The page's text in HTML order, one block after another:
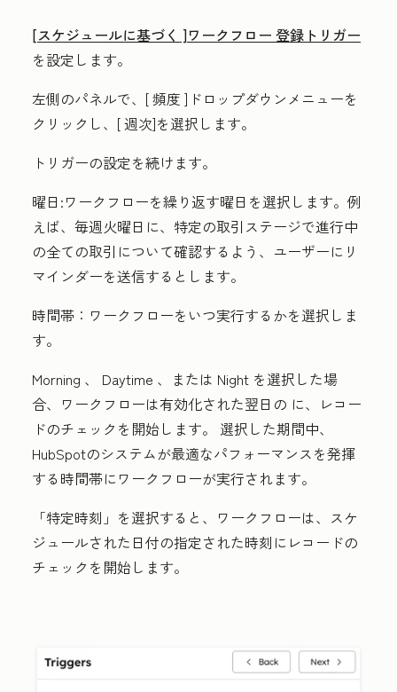
[スケジュールに基づく ]ワークフロー 登録トリガー
を設定します。
左側のパネルで、[頻度 ]ドロップダウンメニューを
クリックし、[週次]を選択します。
トリガーの設定を続けます。
曜日:ワークフローを繰り返す曜日を選択します。例
えば、毎週火曜日に、特定の取引ステージで進行中
の全ての取引について確認するよう、ユーザーにリ
マインダーを送信するとします。
時間帯： ワークフローをいつ実行するかを選択しま
す。
Morning 、 Daytime 、または Night を選択した場
合、ワークフローは有効化された翌日の に、レコー
ドのチェックを開始します。
選択した期間中、
HubSpotのシステムが最適なパフォーマンスを発揮
する時間帯にワークフローが実行されます。
「特定時刻 」を選択すると、ワークフローは、スケ
ジュールされた日付の指定された時刻にレコードの
チェックを開始します。